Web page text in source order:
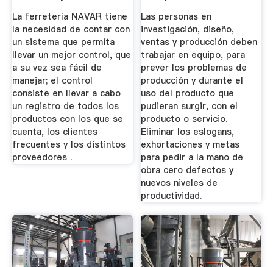
De ...
La ferretería NAVAR tiene
la necesidad de contar con
un sistema que permita
llevar un mejor control, que
a su vez sea fácil de
manejar; el control
consiste en llevar a cabo
un registro de todos los
productos con los que se
cuenta, los clientes
frecuentes y los distintos
proveedores .
Las personas en
investigación, diseño,
ventas y producción deben
trabajar en equipo, para
prever los problemas de
producción y durante el
uso del producto que
pudieran surgir, con el
producto o servicio.
Eliminar los eslogans,
exhortaciones y metas
para pedir a la mano de
obra cero defectos y
nuevos niveles de
productividad.